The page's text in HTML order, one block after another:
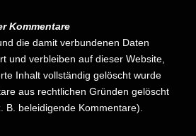
Kommentare
die damit verbundenen Daten
und verbleiben auf dieser Website,
Inhalt vollständig gelöscht wurde
aus rechtlichen Gründen gelöscht
B. beleidigende Kommentare).